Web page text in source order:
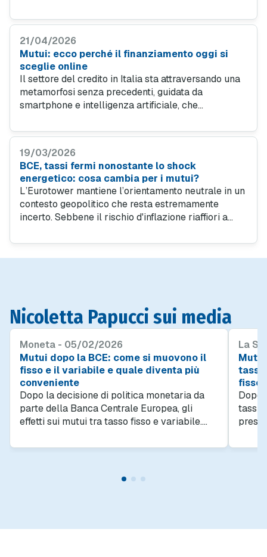
evidenziano le possibilità di risparmio per chi
21/04/2026
Mutui: ecco perché il finanziamento oggi si
sceglie online
Il settore del credito in Italia sta attraversando una
metamorfosi senza precedenti, guidata da
smartphone e intelligenza artificiale, che
direttamente dal divano di casa. Lo scenario tra
rapidamente, ridefinendo le abitudini dei
consumatori.
19/03/2026
BCE, tassi fermi nonostante lo shock
energetico: cosa cambia per i mutui?
L’Eurotower mantiene l’orientamento neutrale in un
contesto geopolitico che resta estremamente
incerto. Sebbene il rischio d'inflazione riaffiori a
prudenza. Ecco le prospettive per chi si finanzia.
Nicoletta Papucci sui media
Moneta - 05/02/2026
Mutui dopo la BCE: come si muovono il
fisso e il variabile e quale diventa più
conveniente
Dopo la decisione di politica monetaria da
parte della Banca Centrale Europea, gli
effetti sui mutui tra tasso fisso e variabile.
La
tassi,
fisso
Dopo
tassi